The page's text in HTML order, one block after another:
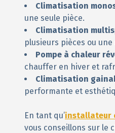
Climatisation
une seule pièce.
Climatisation
plusieurs pièces ou
Pompe à chaleur
chauffer en hiver et
Climatisation
performante et
En tant qu’installateur
vous conseillons sur le